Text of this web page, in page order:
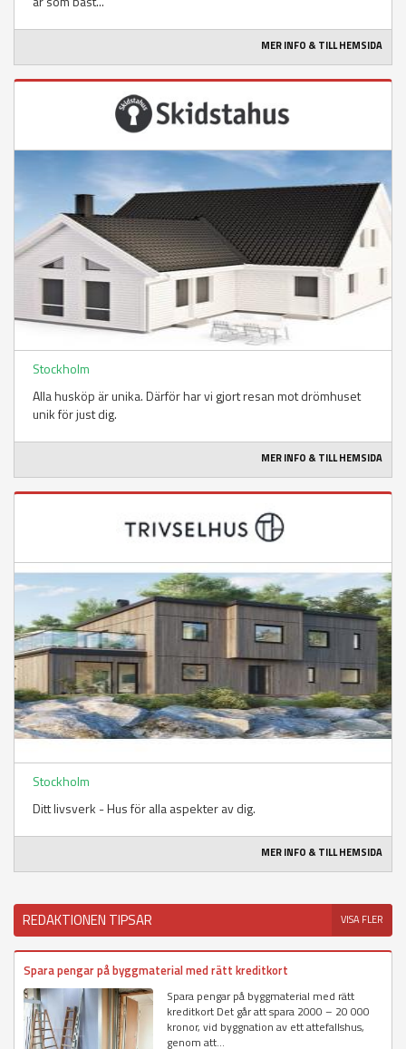
MER INFO & TILL HEMSIDA
Stockholm
Alla husköp är unika. Därför har vi gjort resan mot drömhuset
unik för just dig.
MER INFO & TILL HEMSIDA
Stockholm
Ditt livsverk - Hus för alla aspekter av dig.
MER INFO & TILL HEMSIDA
REDAKTIONEN TIPSAR VISA FLER
Spara pengar på byggmaterial med rätt kreditkort
Spara pengar på byggmaterial med rätt
kreditkort Det går att spara 2000 – 20 000
kronor, vid byggnation av ett attefallshus,
genom att...